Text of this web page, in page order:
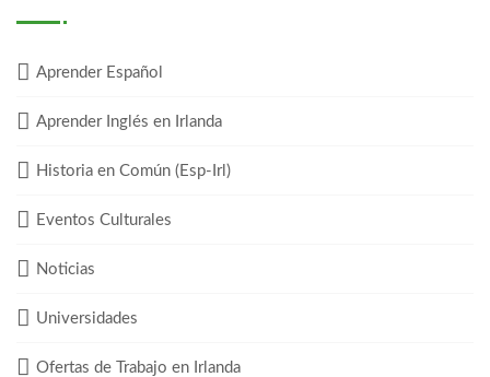
Aprender Español
Aprender Inglés en Irlanda
Historia en Común (Esp-Irl)
Eventos Culturales
Noticias
Universidades
Ofertas de Trabajo en Irlanda